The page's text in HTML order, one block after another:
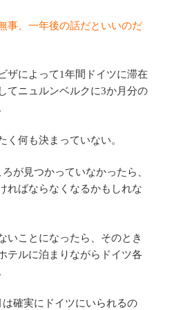
事、一年後の話だといいのだ
ザによって1年間ドイツに滞在
てニュルンベルクに3か月分の
く何も決まっていない。
が見つかっていなかったら、
ればならなくなるかもしれな
いことになったら、そのとき
テルに泊まりながらドイツ各
確実にドイツにいられるの